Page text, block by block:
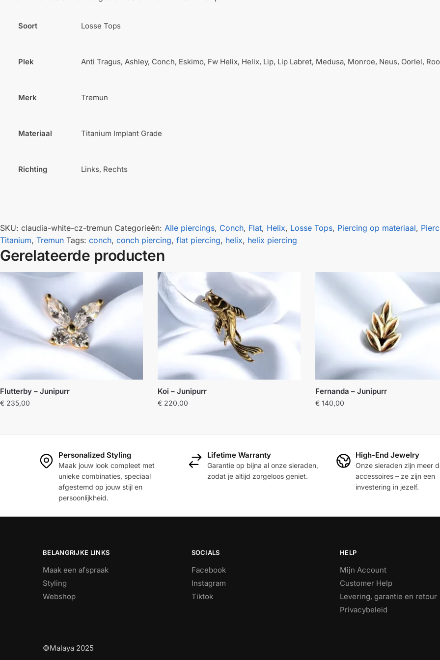
Soort Losse Tops
Plek Anti Tragus, Ashley, Conch, Eskimo, Fw Helix, Helix, Lip, Lip Labret, Medusa, Monroe, Neus, Oorlel,
Merk Tremun
Materiaal Titanium Implant Grade
Richting Links, Rechts
SKU: claudia-white-cz-tremun Categorieën: Alle piercings, Conch, Flat, Helix, Losse Tops, Piercing op materiaal,
Titanium, Tremun Tags: conch, conch piercing, flat piercing, helix, helix piercing
Gerelateerde producten
Flutterby – Junipurr
€ 235,00
Koi – Junipurr
€220,00
meerdere
variaties.
gekozen
productpagina
Fernanda – Junipurr
€140,00
Personalized Styling
Maak jouw look compleet met
unieke combinaties, speciaal
afgestemd op jouw stijl en
persoonlijkheid.
Lifetime Warranty
Garantie op bijna al onze sieraden,
zodat je altijd zorgeloos geniet.
High-End Jewelry
Onze sieraden zijn meer
accessoires – ze zijn een
investering in jezelf.
BELANGRIJKE LINKS
Maak een afspraak
Styling
Webshop
SOCIALS
Facebook
Instagram
Tiktok
HELP
Mijn Account
Customer Help
Levering, garantie en retour
Privacybeleid
©Malaya 2025